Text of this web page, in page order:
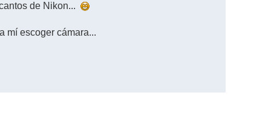
de Nikon...
mí escoger cámara...